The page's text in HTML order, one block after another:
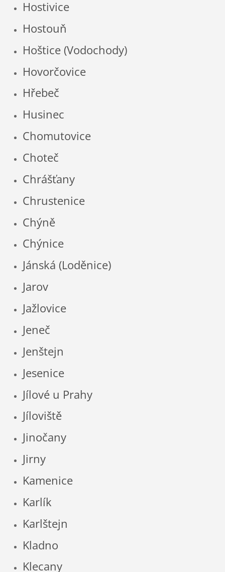
Hostivice
Hostouň
Hoštice (Vodochody)
Hovorčovice
Hřebeč
Husinec
Chomutovice
Choteč
Chrášťany
Chrustenice
Chýně
Chýnice
Jánská (Loděnice)
Jarov
Jažlovice
Jeneč
Jenštejn
Jesenice
Jílové u Prahy
Jíloviště
Jinočany
Jirny
Kamenice
Karlík
Karlštejn
Kladno
Klecany